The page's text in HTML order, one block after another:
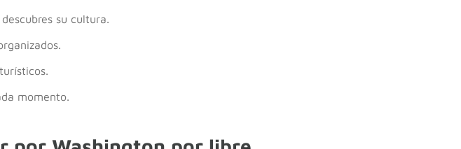
su cultura.
momento.